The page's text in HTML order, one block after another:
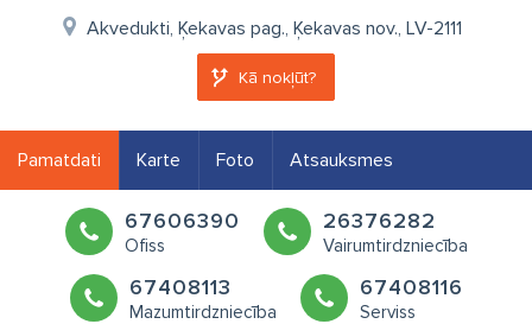
Akvedukti, Ķekavas pag., Ķekavas nov., LV-2111
Kā nokļūt?
Pamatdati Karte Foto Atsauksmes
67606390
Ofiss
26376282
Vairumtirdzniecība
67408113
Mazumtirdzniecība
67408116
Serviss